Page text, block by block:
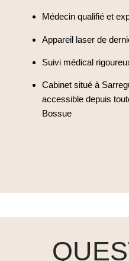
Médecin qualifié et
Appareil laser de
Suivi médical
Cabinet situé à
accessible depuis
Bossue